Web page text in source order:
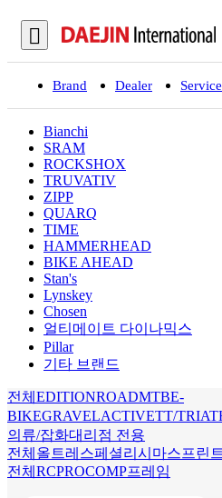
Brand Dealer Service
Bianchi
SRAM
ROCKSHOX
TRUVATIV
ZIPP
QUARQ
TIME
HAMMERHEAD
BIKE AHEAD
Stan's
Lynskey
Chosen
얼티메이트 다이나믹스
Pillar
기타 브랜드
전체 EDITIONROADMTBE-
BIKEGRAVELACTIVETT/
의류/잡화대리점 전용
전체 올트레 스페셜리시마스프린트
전체 RCPROCOMP프레임